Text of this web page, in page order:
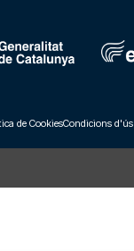
de CookiesCondicions d'ús